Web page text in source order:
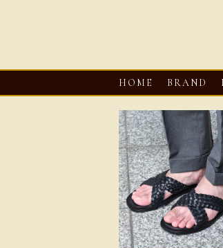
HOME BRAND